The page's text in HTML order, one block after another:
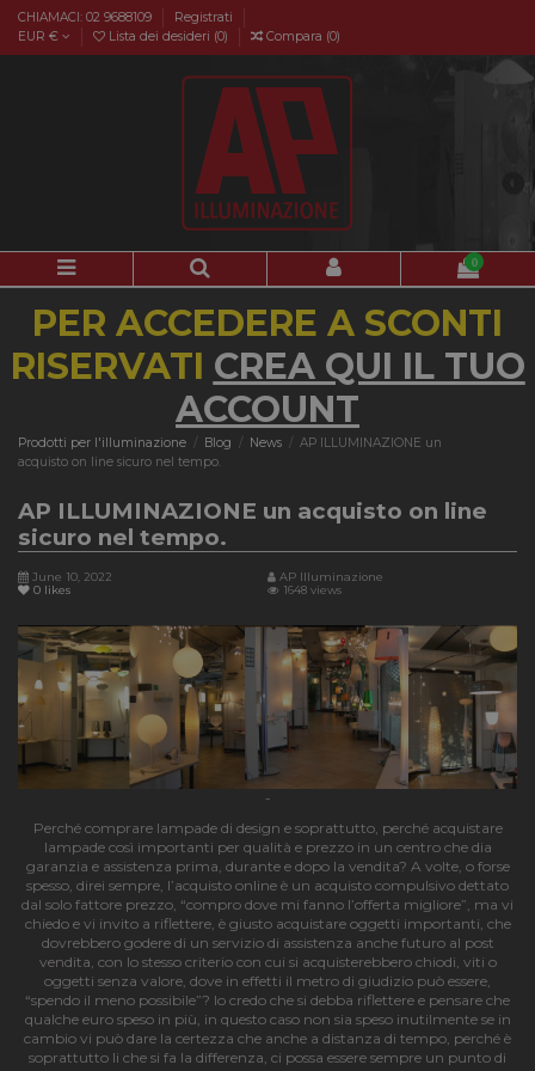
CHIAMACI: 02 9688109
Registrati
EUR €
Lista dei desideri (0) Compara (0)
0
PER ACCEDERE A SCONTI
RISERVATI CREA QUI IL TUO
ACCOUNT
Prodotti per l'illuminazione Blog News
AP ILLUMINAZIONE un
acquisto on line sicuro nel tempo.
AP ILLUMINAZIONE un acquisto on line
sicuro nel tempo.
June 10, 2022
AP Illuminazione
0 likes 1648 views
-
Perché comprare lampade di design e soprattutto, perché acquistare
lampade così importanti per qualità e prezzo in un centro che dia
garanzia e assistenza prima, durante e dopo la vendita? A volte, o forse
spesso, direi sempre, l’acquisto online è un acquisto compulsivo dettato
dal solo fattore prezzo, “compro dove mi fanno l’offerta migliore”, ma vi
chiedo e vi invito a riflettere, è giusto acquistare oggetti importanti, che
dovrebbero godere di un servizio di assistenza anche futuro al post
vendita, con lo stesso criterio con cui si acquisterebbero chiodi, viti o
oggetti senza valore, dove in effetti il metro di giudizio può essere,
“spendo il meno possibile”? Io credo che si debba riflettere e pensare che
qualche euro speso in più, in questo caso non sia speso inutilmente se in
cambio vi può dare la certezza che anche a distanza di tempo, perché è
soprattutto li che si fa la differenza, ci possa essere sempre un punto di